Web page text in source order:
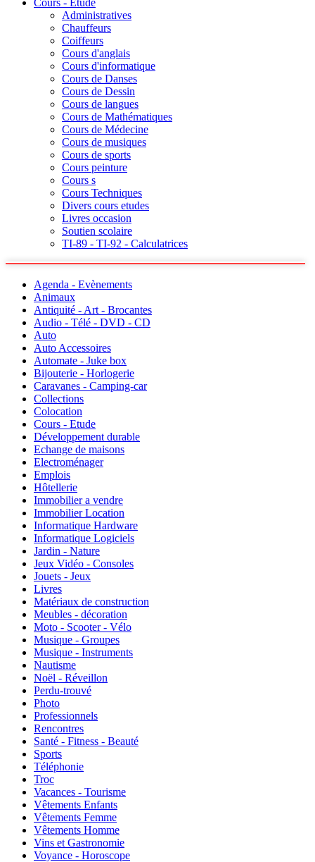
Administratives
Chauffeurs
Coiffeurs
Cours d'anglais
Cours d'informatique
Cours de Danses
Cours de Dessin
Cours de langues
Cours de Mathématiques
Cours de Médecine
Cours de musiques
Cours de sports
Cours peinture
Cours s
Cours Techniques
Divers cours etudes
Livres occasion
Soutien scolaire
TI-89 - TI-92 - Calculatrices
Agenda - Evènements
Animaux
Antiquité - Art - Brocantes
Audio - Télé - DVD - CD
Auto
Auto Accessoires
Automate - Juke box
Bijouterie - Horlogerie
Caravanes - Camping-car
Collections
Colocation
Cours - Etude
Développement durable
Echange de maisons
Electroménager
Emplois
Hôtellerie
Immobilier a vendre
Immobilier Location
Informatique Hardware
Informatique Logiciels
Jardin - Nature
Jeux Vidéo - Consoles
Jouets - Jeux
Livres
Matériaux de construction
Meubles - décoration
Moto - Scooter - Vélo
Musique - Groupes
Musique - Instruments
Nautisme
Noël - Réveillon
Perdu-trouvé
Photo
Professionnels
Rencontres
Santé - Fitness - Beauté
Sports
Téléphonie
Troc
Vacances - Tourisme
Vêtements Enfants
Vêtements Femme
Vêtements Homme
Vins et Gastronomie
Voyance - Horoscope